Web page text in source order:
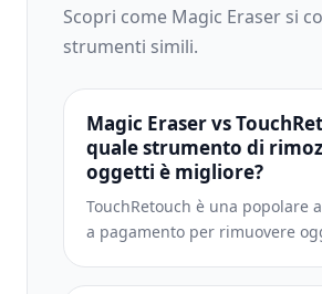
Scopri come Magic Eraser si
strumenti simili.
Magic Eraser vs
quale strumento di
oggetti è migliore?
TouchRetouch è una popolare
a pagamento per rimuovere
gratuito su qualsiasi